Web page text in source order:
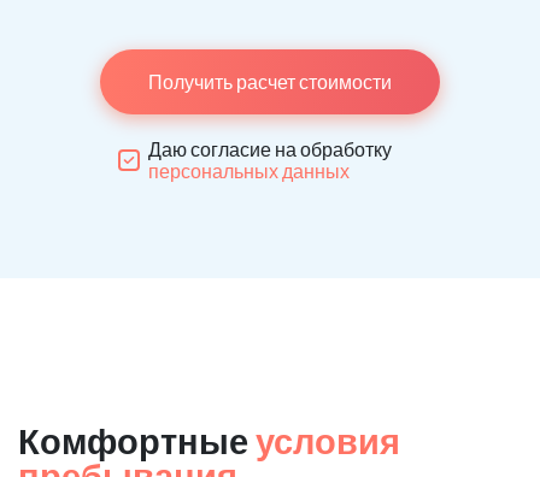
Получить расчет стоимости
Даю согласие на обработку
персональных данных
Комфортные условия